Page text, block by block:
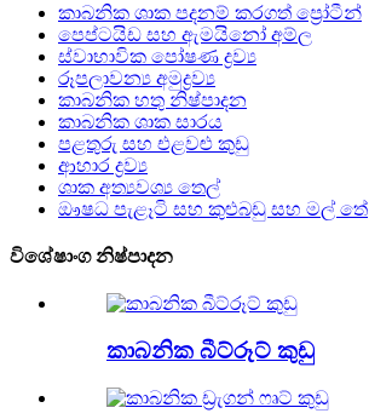
කාබනික ශාක පදනම් කරගත් ප්‍රෝටීන්
පෙප්ටයිඩ සහ ඇමයිනෝ අම්ල
ස්වාභාවික පෝෂණ ද්‍රව්‍ය
රූපලාවන්‍ය අමුද්‍රව්‍ය
කාබනික හතු නිෂ්පාදන
කාබනික ශාක සාරය
පළතුරු සහ එළවළු කුඩු
ආහාර ද්‍රව්‍ය
ශාක අත්‍යවශ්‍ය තෙල්
ඖෂධ පැළෑටි සහ කුළුබඩු සහ මල් තේ
විශේෂාංග නිෂ්පාදන
කාබනික බීට්රූට් කුඩු